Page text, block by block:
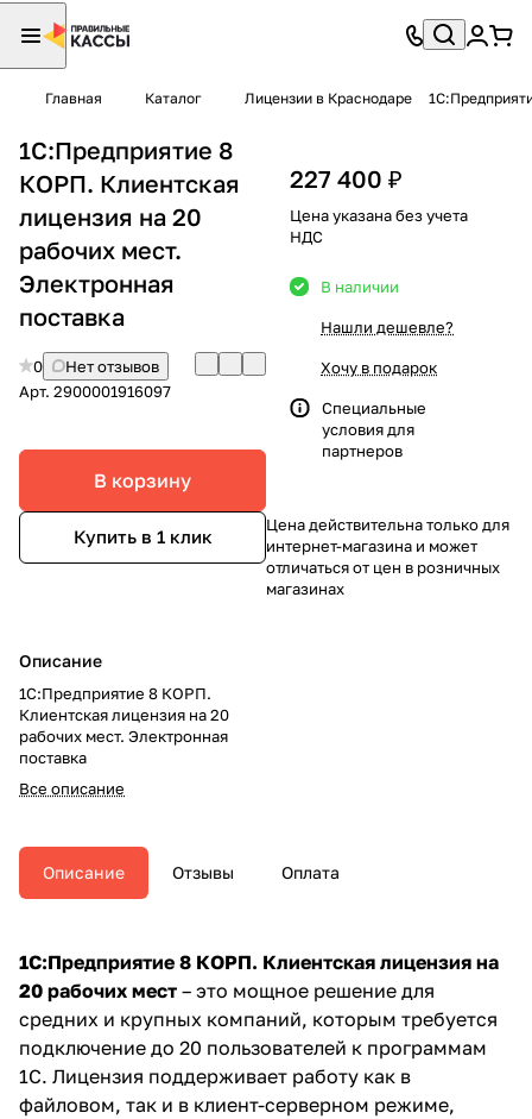
Главная Каталог Лицензии в Краснодаре
1С:Предприятие 8
КОРП. Клиентская
лицензия на 20
рабочих мест.
Электронная
поставка
0
Нет отзывов
Арт. 2900001916097
В корзину
Купить в 1 клик
Описание
1С:Предприятие 8 КОРП.
Клиентская лицензия на 20
рабочих мест. Электронная
поставка
Все описание
227 400 ₽
Цена указана без учета
НДС
В наличии
Нашли дешевле?
Хочу в подарок
Специальные
условия для
партнеров
Цена действительна только для
интернет-магазина и может
отличаться от цен в розничных
магазинах
Описание Отзывы Оплата
1С:Предприятие 8 КОРП. Клиентская лицензия на
20 рабочих мест – это мощное решение для
средних и крупных компаний, которым требуется
подключение до 20 пользователей к программам
1С. Лицензия поддерживает работу как в
файловом, так и в клиент-серверном режиме,